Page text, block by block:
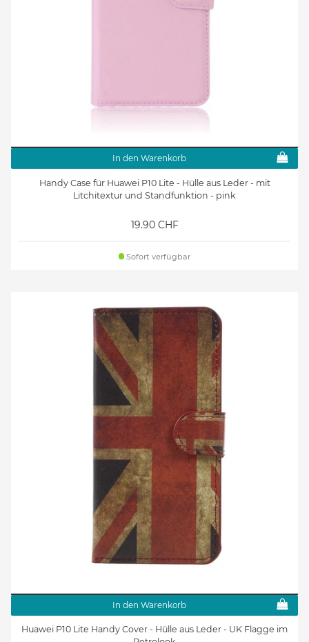
In den Warenkorb
Handy Case für Huawei P10 Lite - Hülle aus Leder - mit
Litchitextur und Standfunktion - pink
19.90 CHF
Sofort verfügbar
In den Warenkorb
Huawei P10 Lite Handy Cover - Hülle aus Leder - UK Flagge im